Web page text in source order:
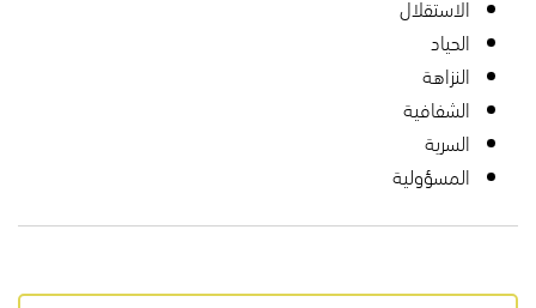
الاستقلال
الحياد
النزاهة
الشفافية
السرية
المسؤولية